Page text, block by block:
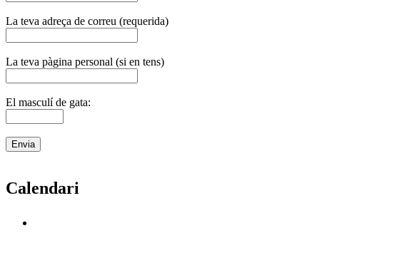
La teva adreça de correu (requerida)
La teva pàgina personal (si en tens)
El masculí de gata:
Calendari